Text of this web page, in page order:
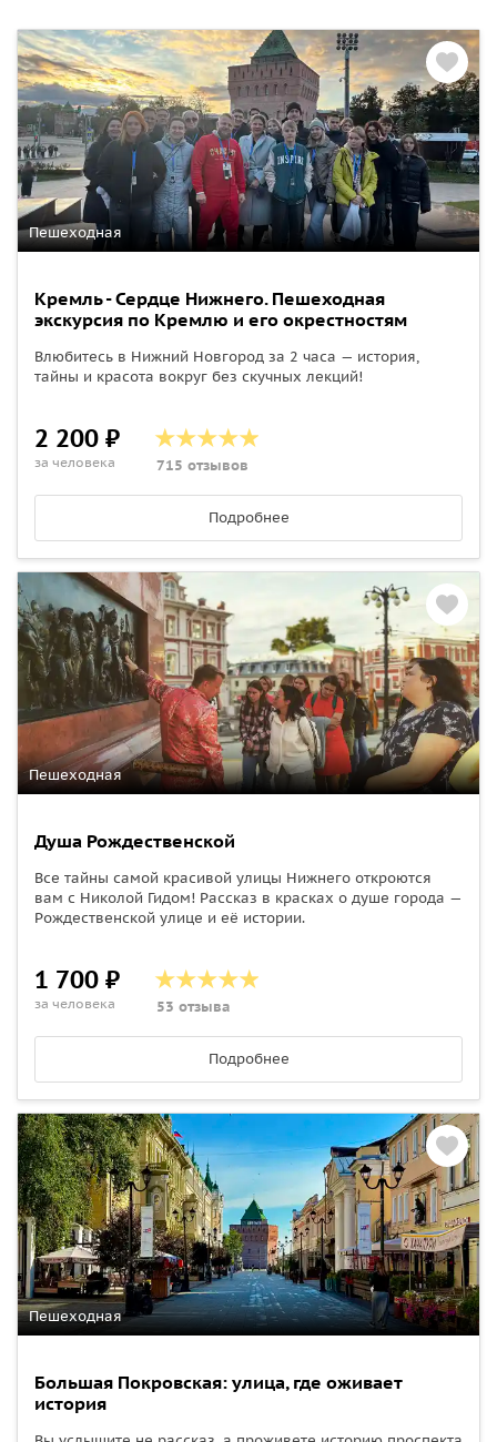
Пешеходная
Кремль - Сердце Нижнего. Пешеходная
экскурсия по Кремлю и его окрестностям
Влюбитесь в Нижний Новгород за 2 часа — история,
тайны и красота вокруг без скучных лекций!
2 200 ₽
за человека 715 отзывов
Подробнее
Пешеходная
Душа Рождественской
Все тайны самой красивой улицы Нижнего откроются
вам с Николой Гидом! Рассказ в красках о душе города —
Рождественской улице и её истории.
1 700 ₽
за человека 53 отзыва
Подробнее
Пешеходная
Большая Покровская: улица, где оживает
история